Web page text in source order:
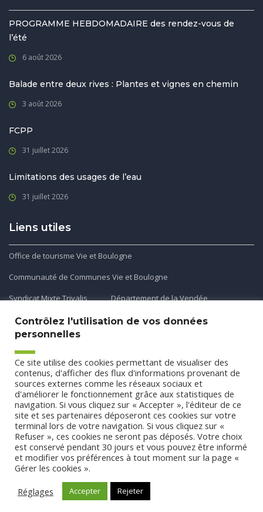
PROGRAMME HEBDOMADAIRE des rendez-vous de
l’été
6 août 2026
Balade entre deux rives : Plantes et vignes en chemin
3 août 2026
FCPP
31 juillet 2026
Limitations des usages de l’eau
31 juillet 2026
Liens utiles
Office de tourisme Vie et Boulogne
Communauté de Communes Vie et Boulogne
Syndicat Mixte Trivalis
Département de la Vendée
Application mobile
Découvrez et téléchargez l'application gratuite mobile Ma
Commune et Moi pour recevoir les alertes et les actualités
de votre commune.
ConceptionAgence CUBE
confidentialité- Tous droits réservés Commune de Saint Etienne
du Bois
Contrôlez l'utilisation de vos données
personnelles
Ce site utilise des cookies permettant de visualiser des
contenus, d'afficher des flux d'informations provenant de
sources externes comme les réseaux sociaux et
d'améliorer le fonctionnement grâce aux statistiques de
navigation. Si vous cliquez sur « Accepter », l'éditeur de ce
site et ses partenaires déposeront ces cookies sur votre
terminal lors de votre navigation. Si vous cliquez sur «
Refuser », ces cookies ne seront pas déposés. Votre choix
est conservé pendant 30 jours et vous pouvez être informé
et modifier vos préférences à tout moment sur la page «
Gérer les cookies ».
Réglages
Accepter Rejeter